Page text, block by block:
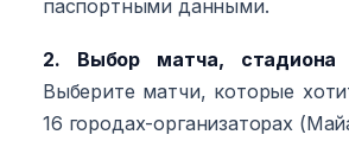
паспортными данными.
2. Выбор матча, стадиона
Выберите матчи, которые
16 городах-организаторах